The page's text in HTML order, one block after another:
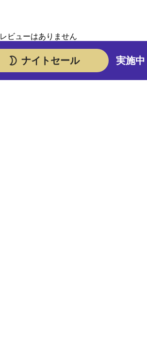
レビューはありません
商品レビューを書く
ナイトセール 実施中